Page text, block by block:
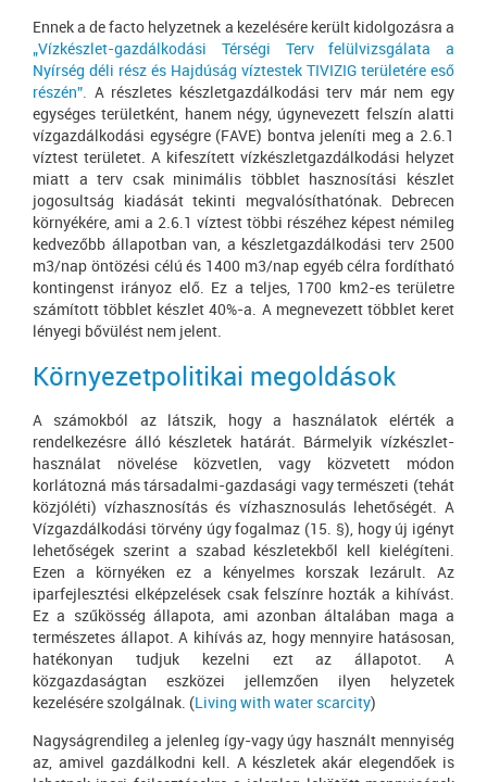
Ennek a de facto helyzetnek a kezelésére került kidolgozásra a
„Vízkészlet-gazdálkodási Térségi Terv felülvizsgálata a
Nyírség déli rész és Hajdúság víztestek TIVIZIG területére eső
részén”. A részletes készletgazdálkodási terv már nem egy
egységes területként, hanem négy, úgynevezett felszín alatti
vízgazdálkodási egységre (FAVE) bontva jeleníti meg a 2.6.1
víztest területet. A kifeszített vízkészletgazdálkodási helyzet
miatt a terv csak minimális többlet hasznosítási készlet
jogosultság kiadását tekinti megvalósíthatónak. Debrecen
környékére, ami a 2.6.1 víztest többi részéhez képest némileg
kedvezőbb állapotban van, a készletgazdálkodási terv 2500
m3/nap öntözési célú és 1400 m3/nap egyéb célra fordítható
kontingenst irányoz elő. Ez a teljes, 1700 km2-es területre
számított többlet készlet 40%-a. A megnevezett többlet keret
lényegi bővülést nem jelent.
Környezetpolitikai megoldások
A számokból az látszik, hogy a használatok elérték a
rendelkezésre álló készletek határát. Bármelyik vízkészlet-
használat növelése közvetlen, vagy közvetett módon
korlátozná más társadalmi-gazdasági vagy természeti (tehát
közjóléti) vízhasznosítás és vízhasznosulás lehetőségét. A
Vízgazdálkodási törvény úgy fogalmaz (15. §), hogy új igényt
lehetőségek szerint a szabad készletekből kell kielégíteni.
Ezen a környéken ez a kényelmes korszak lezárult. Az
iparfejlesztési elképzelések csak felszínre hozták a kihívást.
Ez a szűkösség állapota, ami azonban általában maga a
természetes állapot. A kihívás az, hogy mennyire hatásosan,
hatékonyan tudjuk kezelni ezt az állapotot. A
közgazdaságtan eszközei jellemzően ilyen helyzetek
kezelésére szolgálnak. (Living with water scarcity)
Nagyságrendileg a jelenleg így-vagy úgy használt mennyiség
az, amivel gazdálkodni kell. A készletek akár elegendőek is